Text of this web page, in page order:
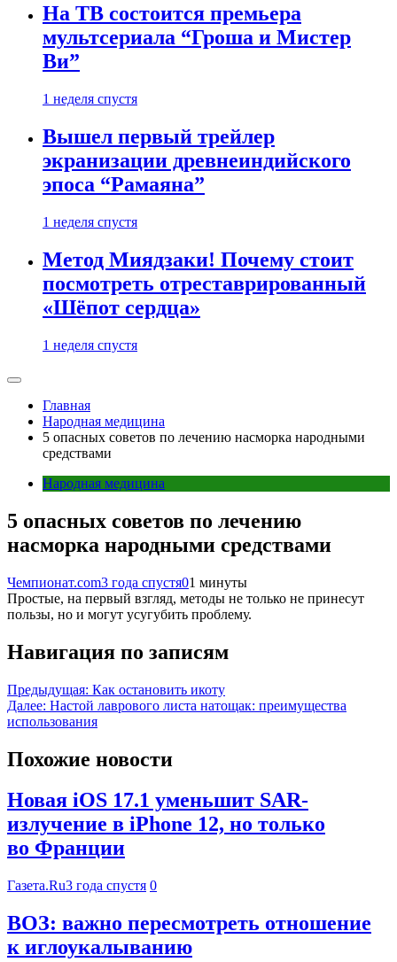
На ТВ состоится премьера
мультсериала “Гроша и Мистер
Ви”
1 неделя спустя
Вышел первый трейлер
экранизации древнеиндийского
эпоса “Рамаяна”
1 неделя спустя
Метод Миядзаки! Почему стоит
посмотреть отреставрированный
«Шёпот сердца»
1 неделя спустя
Главная
Народная медицина
5 опасных советов по лечению насморка народными
средствами
Народная медицина
5 опасных советов по лечению
насморка народными средствами
Чемпионат.com3 года спустя01 минуты
Простые, на первый взгляд, методы не только не принесут
пользы, но и могут усугубить проблему.
Навигация по записям
Предыдущая: Как остановить икоту
Далее: Настой лаврового листа натощак: преимущества
использования
Похожие новости
Новая iOS 17.1 уменьшит SAR-
излучение в iPhone 12, но только
во Франции
Газета.Ru3 года спустя 0
ВОЗ: важно пересмотреть отношение
к иглоукалыванию